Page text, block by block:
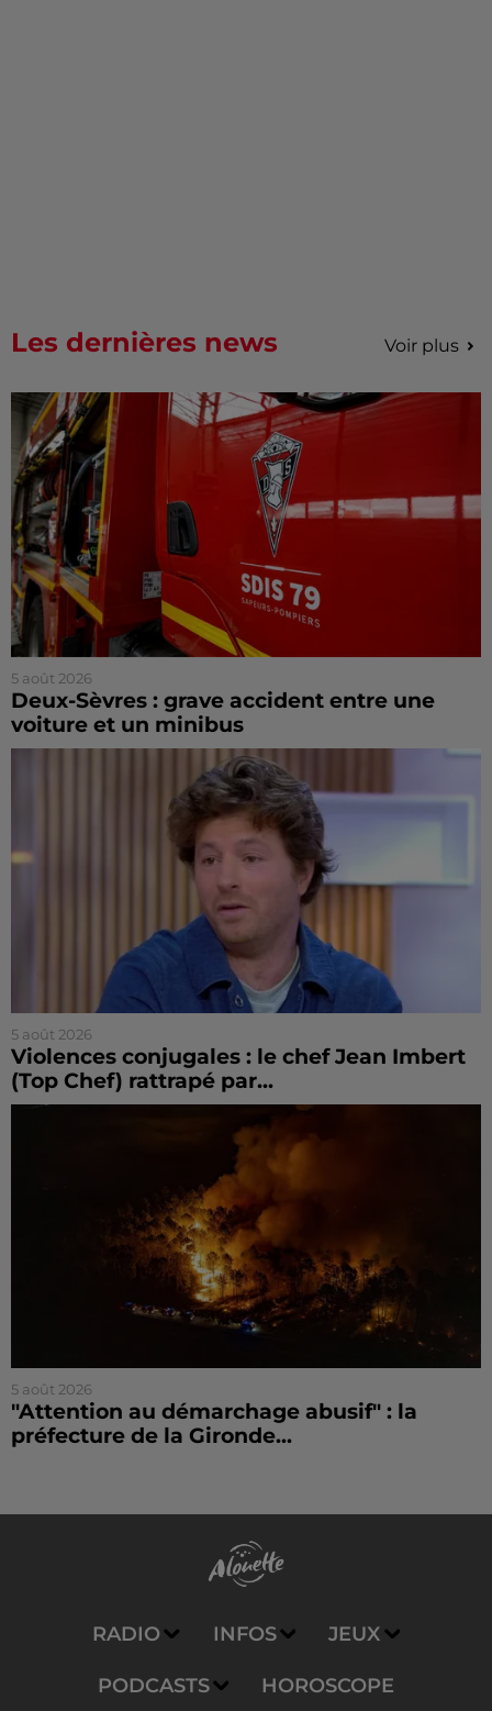
Les dernières news Voir plus
5 août 2026
Deux-Sèvres : grave accident entre une
voiture et un minibus
5 août 2026
Violences conjugales : le chef Jean Imbert
(Top Chef) rattrapé par...
5 août 2026
"Attention au démarchage abusif" : la
préfecture de la Gironde...
RADIO INFOS JEUX
PODCASTS HOROSCOPE